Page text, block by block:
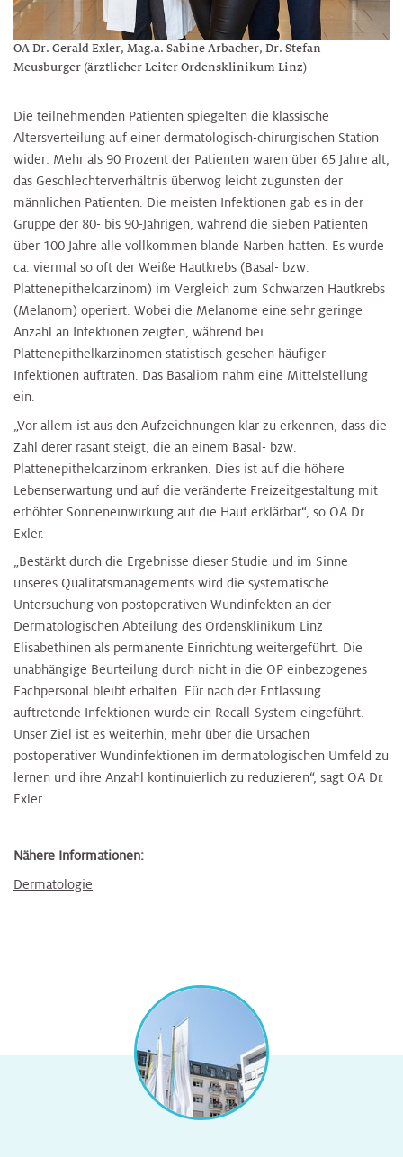
OA Dr. Gerald Exler, Mag.a. Sabine Arbacher, Dr. Stefan
Meusburger (ärztlicher Leiter Ordensklinikum Linz)
Die teilnehmenden Patienten spiegelten die klassische
Altersverteilung auf einer dermatologisch-chirurgischen Station
wider: Mehr als 90 Prozent der Patienten waren über 65 Jahre alt,
das Geschlechterverhältnis überwog leicht zugunsten der
männlichen Patienten. Die meisten Infektionen gab es in der
Gruppe der 80- bis 90-Jährigen, während die sieben Patienten
über 100 Jahre alle vollkommen blande Narben hatten. Es wurde
ca. viermal so oft der Weiße Hautkrebs (Basal- bzw.
Plattenepithelcarzinom) im Vergleich zum Schwarzen Hautkrebs
(Melanom) operiert. Wobei die Melanome eine sehr geringe
Anzahl an Infektionen zeigten, während bei
Plattenepithelkarzinomen statistisch gesehen häufiger
Infektionen auftraten. Das Basaliom nahm eine Mittelstellung
ein.
„Vor allem ist aus den Aufzeichnungen klar zu erkennen, dass die
Zahl derer rasant steigt, die an einem Basal- bzw.
Plattenepithelcarzinom erkranken. Dies ist auf die höhere
Lebenserwartung und auf die veränderte Freizeitgestaltung mit
erhöhter Sonneneinwirkung auf die Haut erklärbar“, so OA Dr.
Exler.
„Bestärkt durch die Ergebnisse dieser Studie und im Sinne
unseres Qualitätsmanagements wird die systematische
Untersuchung von postoperativen Wundinfekten an der
Dermatologischen Abteilung des Ordensklinikum Linz
Elisabethinen als permanente Einrichtung weitergeführt. Die
unabhängige Beurteilung durch nicht in die OP einbezogenes
Fachpersonal bleibt erhalten. Für nach der Entlassung
auftretende Infektionen wurde ein Recall-System eingeführt.
Unser Ziel ist es weiterhin, mehr über die Ursachen
postoperativer Wundinfektionen im dermatologischen Umfeld zu
lernen und ihre Anzahl kontinuierlich zu reduzieren“, sagt OA Dr.
Exler.
Nähere Informationen:
Dermatologie